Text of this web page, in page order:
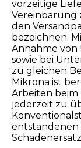
vorzeitige
Vereinbarung
den
bezeichnen.
Annahme
sowie bei
zu gleichen
Mikrona ist
Arbeiten beim
jederzeit zu
entstandenen